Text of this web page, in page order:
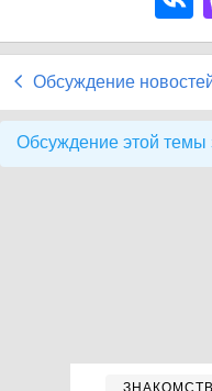
Обсуждение
Обсуждение этой